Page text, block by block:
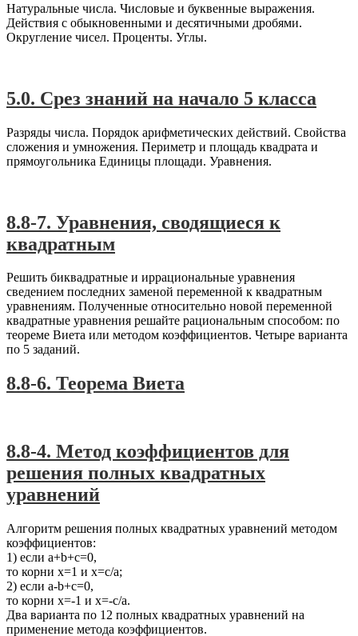
Натуральные числа. Числовые и буквенные выражения.
Действия с обыкновенными и десятичными дробями.
Округление чисел. Проценты. Углы.
5.0. Срез знаний на начало 5 класса
Разряды числа. Порядок арифметических действий. Свойства
сложения и умножения. Периметр и площадь квадрата и
прямоугольника Единицы площади. Уравнения.
8.8-7. Уравнения, сводящиеся к
квадратным
Решить биквадратные и иррациональные уравнения
сведением последних заменой переменной к квадратным
уравнениям. Полученные относительно новой переменной
квадратные уравнения решайте рациональным способом: по
теореме Виета или методом коэффициентов. Четыре варианта
по 5 заданий.
8.8-6. Теорема Виета
8.8-4. Метод коэффициентов для
решения полных квадратных
уравнений
Алгоритм решения полных квадратных уравнений методом
коэффициентов:
1) если a+b+c=0,
то корни х=1 и х=с/а;
2) если a-b+c=0,
то корни х=-1 и х=-с/а.
Два варианта по 12 полных квадратных уравнений на
применение метода коэффициентов.